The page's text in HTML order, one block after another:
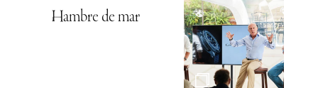
Hambre de mar